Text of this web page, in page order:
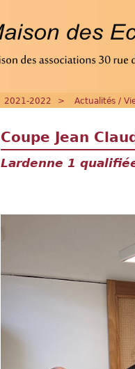
2021-2022 > Actualités /
Coupe Jean
Lardenne 1